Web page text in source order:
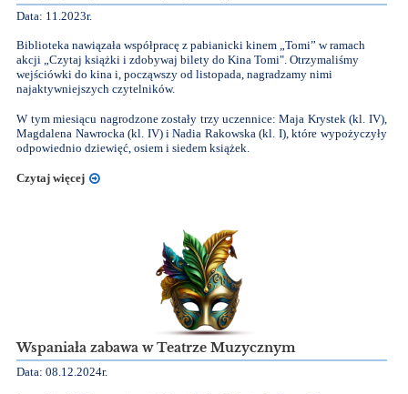
Data: 11.2023r.
Biblioteka nawiązała współpracę z pabianicki kinem „Tomi” w ramach
akcji „Czytaj książki i zdobywaj bilety do Kina Tomi". Otrzymaliśmy
wejściówki do kina i, począwszy od listopada, nagradzamy nimi
najaktywniejszych czytelników.
W tym miesiącu nagrodzone zostały trzy uczennice: Maja Krystek (kl. IV),
Magdalena Nawrocka (kl. IV) i Nadia Rakowska (kl. I), które wypożyczyły
odpowiednio dziewięć, osiem i siedem książek.
Czytaj więcej
Wspaniała zabawa w Teatrze Muzycznym
Data: 08.12.2024r.